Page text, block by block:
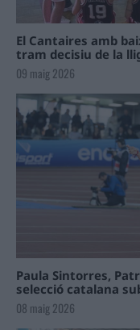
El Cantaires amb
tram decisiu de la
09 maig 2026
Paula Sintorres,
selecció catalana
08 maig 2026